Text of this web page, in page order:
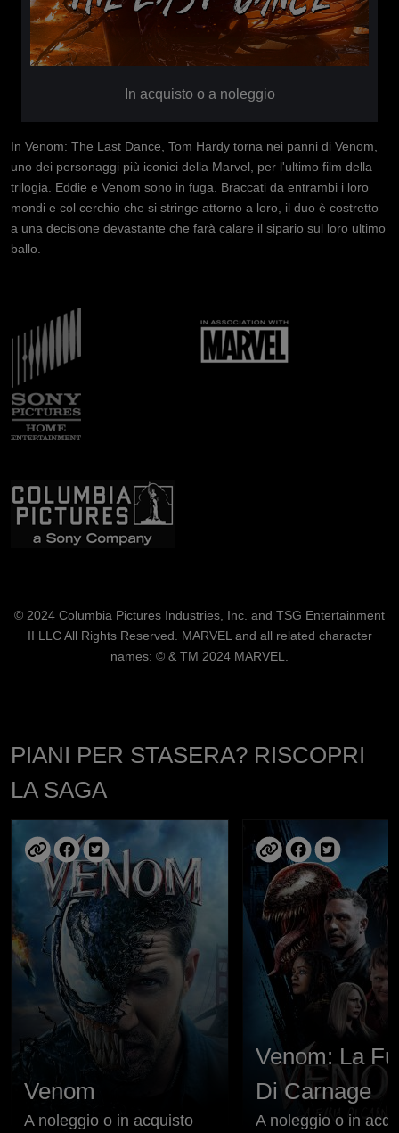
In acquisto o a noleggio
In Venom: The Last Dance, Tom Hardy torna nei panni di Venom,
uno dei personaggi più iconici della Marvel, per l'ultimo film della
trilogia. Eddie e Venom sono in fuga. Braccati da entrambi i loro
mondi e col cerchio che si stringe attorno a loro, il duo è costretto
a una decisione devastante che farà calare il sipario sul loro ultimo
ballo.
Immagine Immagine
© 2024 Columbia Pictures Industries, Inc. and TSG Entertainment
II LLC All Rights Reserved. MARVEL and all related character
names: © & TM 2024 MARVEL.
PIANI PER STASERA? RISCOPRI
LA SAGA
Venom
A noleggio o in acquisto
Venom: La
Di Carnage
A noleggio o in